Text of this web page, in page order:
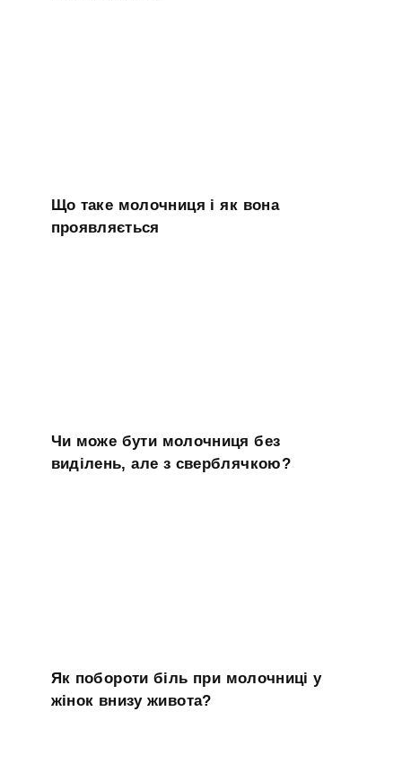
Що таке молочниця і як вона
проявляється
Чи може бути молочниця без
виділень, але з сверблячкою?
Як побороти біль при молочниці у
жінок внизу живота?